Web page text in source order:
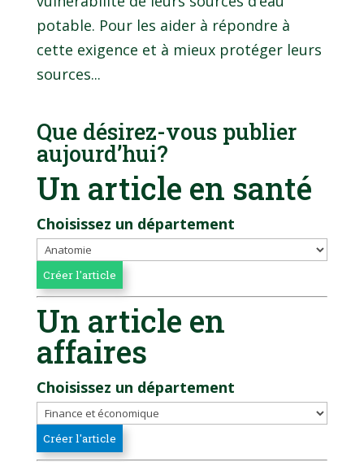
potable. Pour les aider à répondre à
cette exigence et à mieux protéger leurs
sources...
Que désirez-vous publier
aujourd’hui?
Un article en santé
Choisissez un département
Un article en
affaires
Choisissez un département